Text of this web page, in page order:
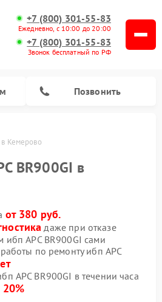
+7 (800) 301-55-83
Ежедневно, с 10:00 до 20:00
+7 (800) 301-55-83
Звонок бесплатный по РФ
Позвонить
Кемерово
BR900GI в
от 380 руб.
даже при отказе
ибп APC BR900GI сами
по ремонту ибп APC
APC BR900GI в течении часа
20%